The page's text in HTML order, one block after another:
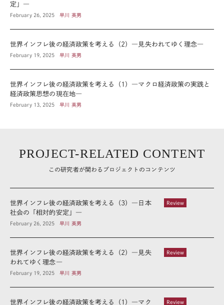
定」―
February 26, 2025 早川 英男
世界インフレ後の経済政策を考える（2）―見失われてゆく理念―
February 19, 2025 早川 英男
世界インフレ後の経済政策を考える（1）―マクロ経済政策の実践と
経済政策思想の現在地―
February 13, 2025 早川 英男
PROJECT-RELATED CONTENT
この研究者が関わるプロジェクトのコンテンツ
Review
世界インフレ後の経済政策を考える（3）―日本
社会の「相対的安定」―
February 26, 2025 早川 英男
Review
世界インフレ後の経済政策を考える（2）―見失
われてゆく理念―
February 19, 2025 早川 英男
Review
世界インフレ後の経済政策を考える（1）―マク